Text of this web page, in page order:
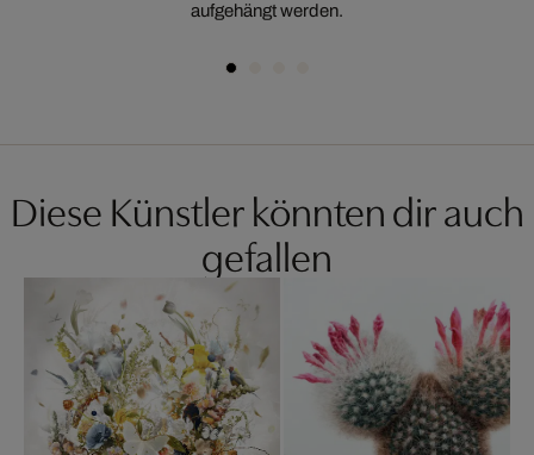
aufgehängt werden.
Diese Künstler könnten dir auch
gefallen